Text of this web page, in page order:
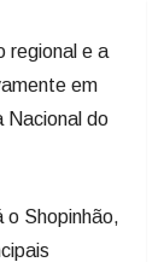
em
do
Dinheiro,